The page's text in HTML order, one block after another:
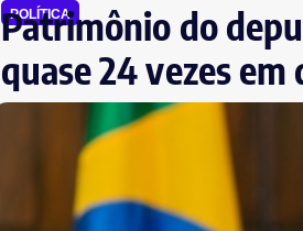
POLÍTICA
Patrimônio do
quase 24 vezes